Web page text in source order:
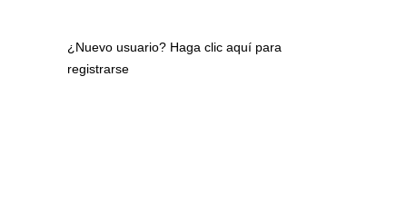
¿Nuevo usuario? Haga clic aquí para
registrarse